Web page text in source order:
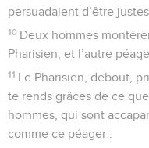
persuadaient d’être
10 Deux hommes
Pharisien, et l’autre
11 Le Pharisien, debout,
te rends grâces de ce
hommes, qui sont
comme ce péager :